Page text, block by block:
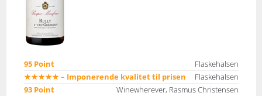
95 Point
Flaskehalsen
★★★★★ – Imponerende kvalitet til prisen
Flaskehalsen
93 Point
Winewherever, Rasmus Christensen